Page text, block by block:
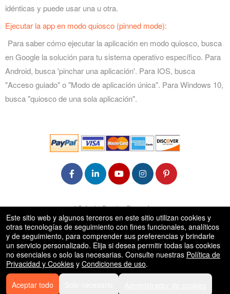
idénticas y puede usar una u otra.
Ejecutar la app en modo quiosco (pinned mode):
Para saber cómo ejecutar la aplicación en modo quiosco, busca
en Google la solución para tu sistema operativo específico. Para
Android, busca 'pinchar una aplicación'. Para IOS, busca
"Acceso guiado" o "Modo de aplicación única". Para Windows 10,
busca "quiosco de una sola aplicación".
© Todos los Derechos Reservados.
50.28.84.148
Condiciones de uso
Este sitio web y algunos terceros en este sitio utilizan cookies y
otras tecnologías de seguimiento con fines funcionales, analíticos
y de seguimiento, para comprender sus preferencias y brindarle
un servicio personalizado. Elija si desea permitir todas las cookies
no esenciales o solo las necesarias. Consulte nuestras Política de
Privacidad y Cookies y Condiciones de uso.
Aceptar todo